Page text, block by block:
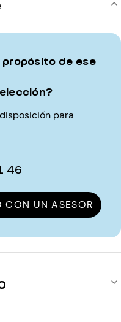
de ese
para
46
CON UN ASESOR